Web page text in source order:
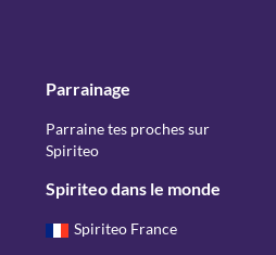
Parrainage
Parraine tes proches sur
Spiriteo
Spiriteo dans le monde
Spiriteo France